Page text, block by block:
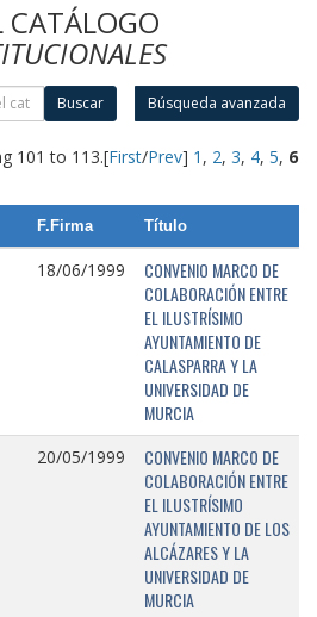
CATÁLOGO
Buscar Búsqueda avanzada
101 to 113.[First/Prev] 1 , 2, 3, 4, 5, 6
F.Firma Título
18/06/1999
CONVENIO MARCO DE
COLABORACIÓN ENTRE
EL ILUSTRÍSIMO
AYUNTAMIENTO DE
CALASPARRA Y LA
UNIVERSIDAD DE
MURCIA
20/05/1999
CONVENIO MARCO DE
COLABORACIÓN ENTRE
EL ILUSTRÍSIMO
AYUNTAMIENTO DE LOS
ALCÁZARES Y LA
UNIVERSIDAD DE
MURCIA